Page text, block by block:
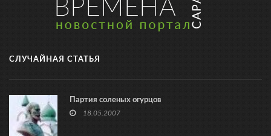
СЛУЧАЙНАЯ СТАТЬЯ
Партия соленых огурцов
18.05.2007